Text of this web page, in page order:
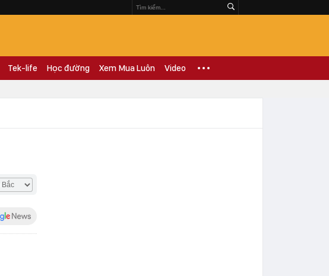
Tek-life Học đường Xem Mua Luôn Video